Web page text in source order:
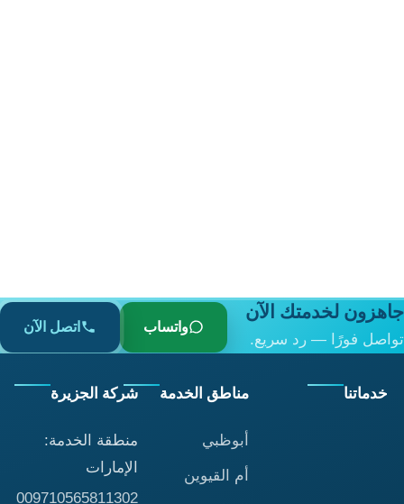
جاهزون لخدمتك الآن
تواصل فورًا — رد سريع.
واتساب اتصل الآن
خدماتنا مناطق الخدمة
أبوظبي
أم القيوين
شركة الجزيرة
منطقة الخدمة:
الإمارات
009710565811302